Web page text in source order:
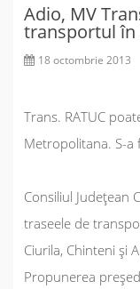
Adio, MV
transportul în
18 octombrie 2013
Trans. RATUC
Metropolitana. S-a
Consiliul Județean
traseele de
Ciurila, Chinteni și
Propunerea